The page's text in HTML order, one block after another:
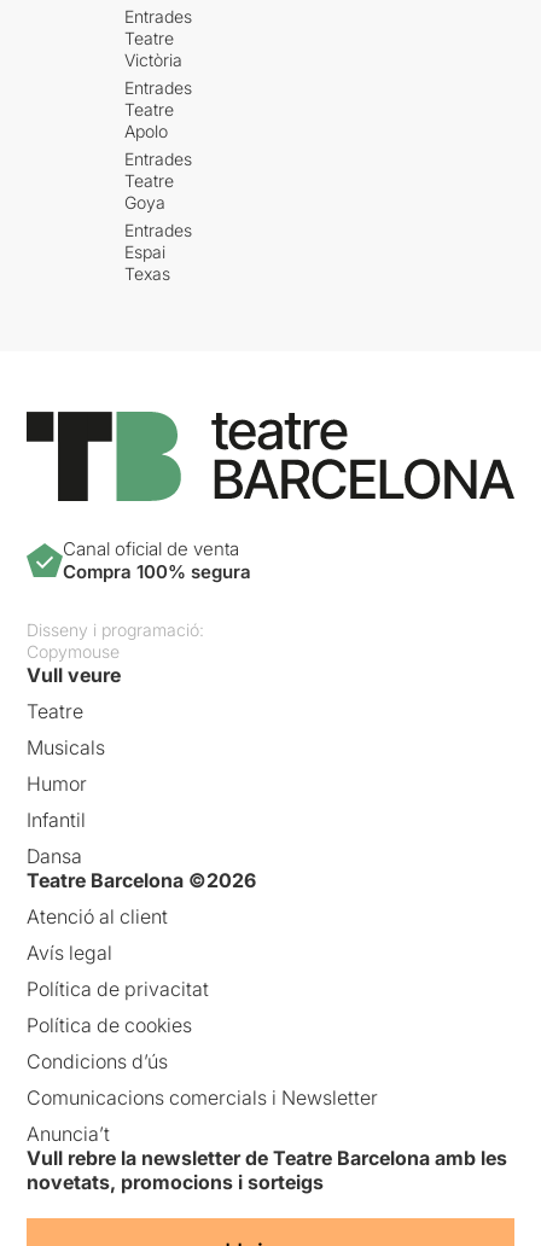
Entrades
Teatre
Victòria
Entrades
Teatre
Apolo
Entrades
Teatre
Goya
Entrades
Espai
Texas
Canal oficial de venta
Compra 100% segura
Disseny i programació:
Copymouse
Vull veure
Teatre
Musicals
Humor
Infantil
Dansa
Teatre Barcelona ©2026
Atenció al client
Avís legal
Política de privacitat
Política de cookies
Condicions d’ús
Comunicacions comercials i Newsletter
Anuncia’t
Vull rebre la newsletter de Teatre Barcelona amb les
novetats, promocions i sorteigs